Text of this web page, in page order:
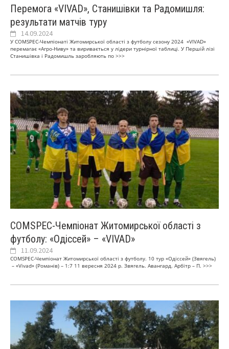
Перемога «VIVAD», Станишівки та Радомишля:
результати матчів туру
14.09.2024
У СOMSPEC-Чемпіонаті Житомирської області з футболу сезону 2024 «VIVAD»
перемагає «Агро-Ниву» та виривається у лідери турнірної таблиці. У Першій лізі
Станишівка і Радомишль заробляють по >>>
COMSPEC-Чемпіонат Житомирської області з
футболу: «Одіссей» – «VIVAD»
11.09.2024
COMSPEC-Чемпіонат Житомирської області з футболу. 10 тур «Одіссей» (Звягель)
– «Vivad» (Романів) – 1:7 11 вересня 2024 р. Звягель. Авангард. Арбітр – П. >>>